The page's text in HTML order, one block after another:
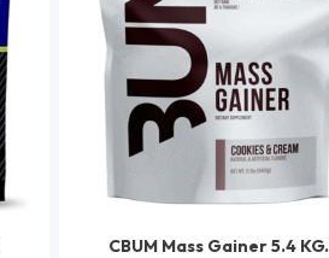
CBUM Mass Gainer 5.4 KG.